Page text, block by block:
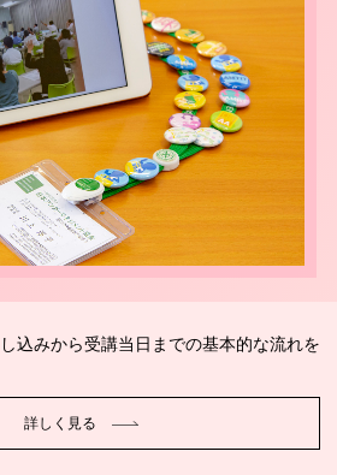
込みから受講当日までの基本的な流れを
詳しく見る